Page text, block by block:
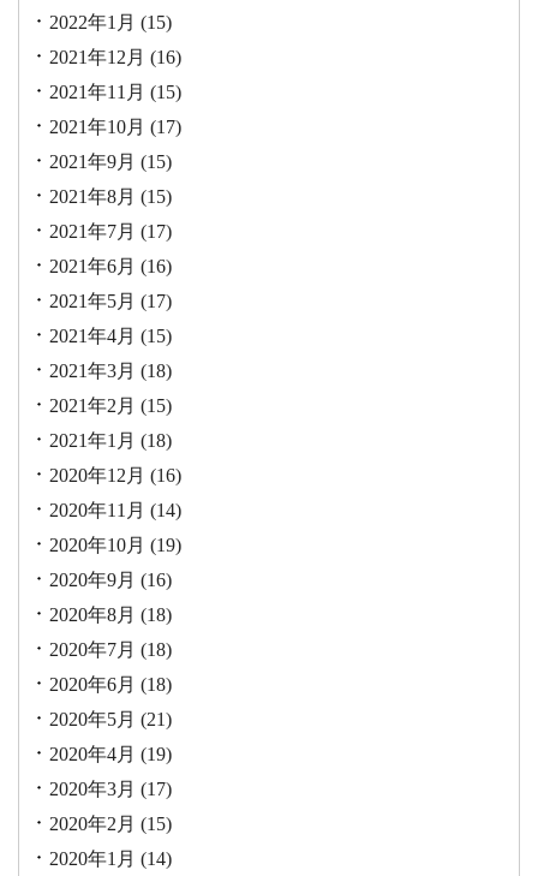
2022年1月 (15)
2021年12月 (16)
2021年11月 (15)
2021年10月 (17)
2021年9月 (15)
2021年8月 (15)
2021年7月 (17)
2021年6月 (16)
2021年5月 (17)
2021年4月 (15)
2021年3月 (18)
2021年2月 (15)
2021年1月 (18)
2020年12月 (16)
2020年11月 (14)
2020年10月 (19)
2020年9月 (16)
2020年8月 (18)
2020年7月 (18)
2020年6月 (18)
2020年5月 (21)
2020年4月 (19)
2020年3月 (17)
2020年2月 (15)
2020年1月 (14)